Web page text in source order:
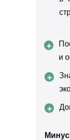
и
+
+
+